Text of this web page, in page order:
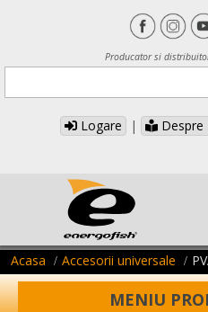
Producator si
Logare | Despre
Acasa Accesorii universale
MENIU